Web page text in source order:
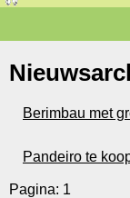
Berimbau met
Pandeiro te
Pagina: 1